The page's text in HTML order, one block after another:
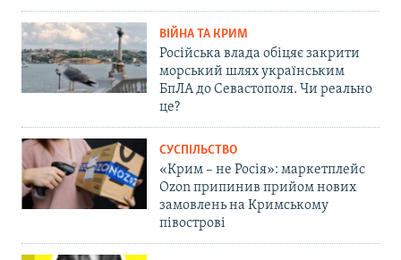
ВІЙНА ТА КРИМ
Російська влада обіцяє закрити
морський шлях українським
БпЛА до Севастополя. Чи реально
це?
СУСПІЛЬСТВО
«Крим – не Росія»: маркетплейс
Ozon припинив прийом нових
замовлень на Кримському
півострові